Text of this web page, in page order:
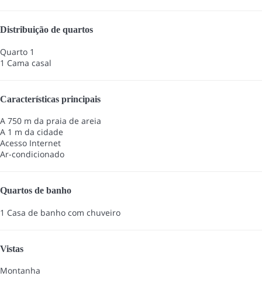
Distribuição de quartos
Quarto 1
1 Cama casal
Características principais
A 750 m da praia de areia
A 1 m da cidade
Acesso Internet
Ar-condicionado
Quartos de banho
1 Casa de banho com chuveiro
Vistas
Montanha